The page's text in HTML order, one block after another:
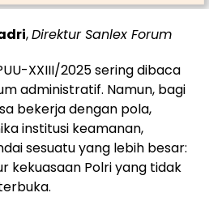
,Direktur Sanlex Forum
XXIII/2025 sering dibaca
administratif. Namun, bagi
bekerja dengan pola,
institusi keamanan,
sesuatu yang lebih besar:
kekuasaan Polri yang tidak